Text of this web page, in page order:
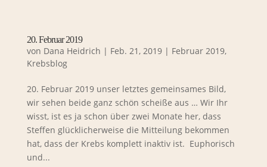
20. Februar 2019
von Dana Heidrich | Feb. 21, 2019| Februar 2019,
Krebsblog
20. Februar 2019 unser letztes gemeinsames Bild,
wir sehen beide ganz schön scheiße aus … Wir Ihr
wisst, ist es ja schon über zwei Monate her, dass
Steffen glücklicherweise die Mitteilung bekommen
hat, dass der Krebs komplett inaktiv ist. Euphorisch
und...